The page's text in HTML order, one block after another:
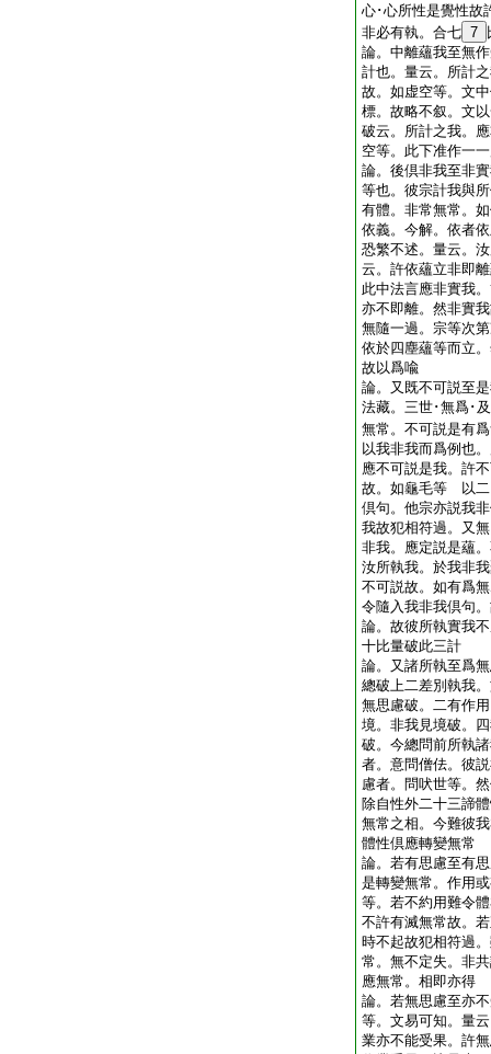
心･心所性是覺性故
非必有執。合七 7
論。中離蘊我至無
計也。量云。所計
故。如虚空等。文
標。故略不叙。文
破云。所計之我。
空等。此下准作一
論。後倶非我至非
等也。彼宗計我與
有體。非常無常。
依義。今解。依者
恐繁不述。量云。
云。許依蘊立非即
此中法言應非實我
亦不即離。然非實
無隨一過。宗等次
依於四塵蘊等而立
故以爲喩
論。又既不可説至
法藏。三世･無爲･
無常。不可説是有
以我非我而爲例也
應不可説是我。許
故。如龜毛等 以二
倶句。他宗亦説我
我故犯相符過。又
非我。應定説是蘊
汝所執我。於我非
不可説故。如有爲
令隨入我非我倶句
論。故彼所執實我
十比量破此三計
論。又諸所執至爲
總破上二差別執我
無思慮破。二有作
境。非我見境破。
破。今總問前所執
者。意問僧佉。彼
慮者。問吠世等。
除自性外二十三諦
無常之相。今難彼
體性倶應轉變無常
論。若有思慮至有
是轉變無常。作用
等。若不約用難令
不許有滅無常故。
時不起故犯相符過
常。無不定失。非
應無常。相即亦得
論。若無思慮至亦
等。文易可知。量
業亦不能受果。許